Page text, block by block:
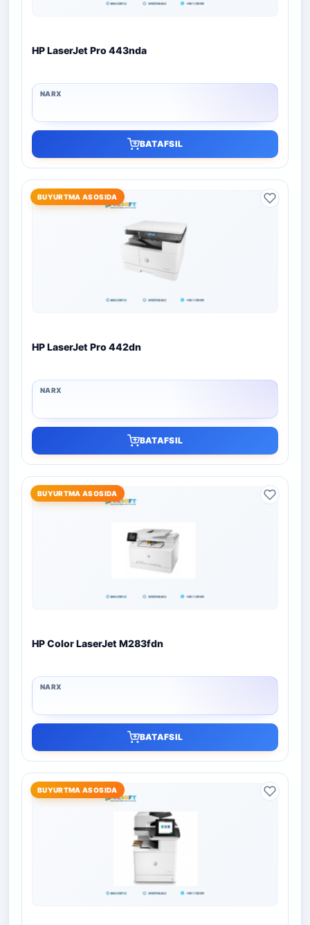
HP LaserJet Pro 443nda
BATAFSIL
BUYURTMA ASOSIDA
HP LaserJet Pro 442dn
BATAFSIL
BUYURTMA ASOSIDA
HP Color LaserJet M283fdn
BATAFSIL
BUYURTMA ASOSIDA